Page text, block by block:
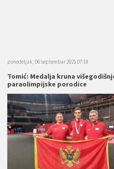
ponedeljak, 06 septembar 2021 07:18
Tomić: Medalja kruna
paraolimpijske porodice